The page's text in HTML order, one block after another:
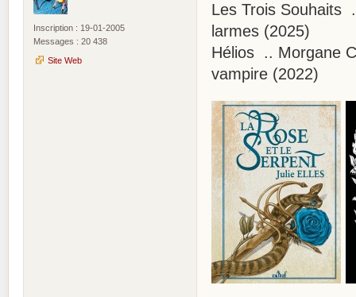
Inscription : 19-01-2005
Messages : 20 438
Site Web
Les Trois Souhaits
larmes (2025)
Hélios .. Morgane
vampire (2022)